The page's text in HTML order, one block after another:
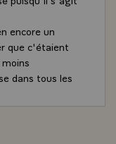
encore un
que c'étaient
dans tous les
si nous
bien
François Mitterrand,